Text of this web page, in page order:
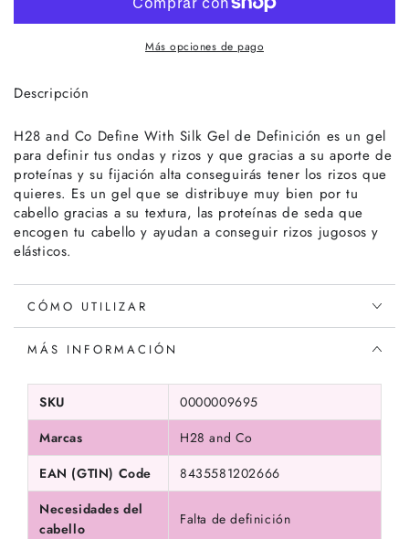
Más opciones de pago
Descripción
H28 and Co Define With Silk Gel de Definición es un gel
para definir tus ondas y rizos y que gracias a su aporte de
proteínas y su fijación alta conseguirás tener los rizos que
quieres. Es un gel que se distribuye muy bien por tu
cabello gracias a su textura, las proteínas de seda que
encogen tu cabello y ayudan a conseguir rizos jugosos y
elásticos.
CÓMO UTILIZAR
MÁS INFORMACIÓN
SKU
0000009695
Marcas
H28 and Co
EAN (GTIN) Code
8435581202666
Necesidades del
cabello
Falta de definición